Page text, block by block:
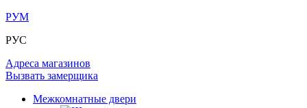
РУМ
РУС
Адреса магазинов
Вызвать замерщика
Межкомнатные двери